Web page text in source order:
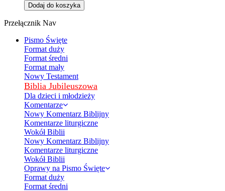
Dodaj do koszyka
Przełącznik Nav
Pismo Święte
Format duży
Format średni
Format mały
Nowy Testament
Biblia Jubileuszowa
Dla dzieci i młodzieży
Komentarze
Nowy Komentarz Biblijny
Komentarze liturgiczne
Wokół Biblii
Nowy Komentarz Biblijny
Komentarze liturgiczne
Wokół Biblii
Oprawy na Pismo Święte
Format duży
Format średni